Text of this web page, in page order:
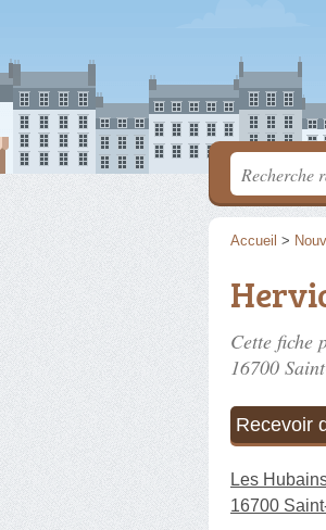
Accueil >
Cette fiche
16700
Recevoir
Les
16700